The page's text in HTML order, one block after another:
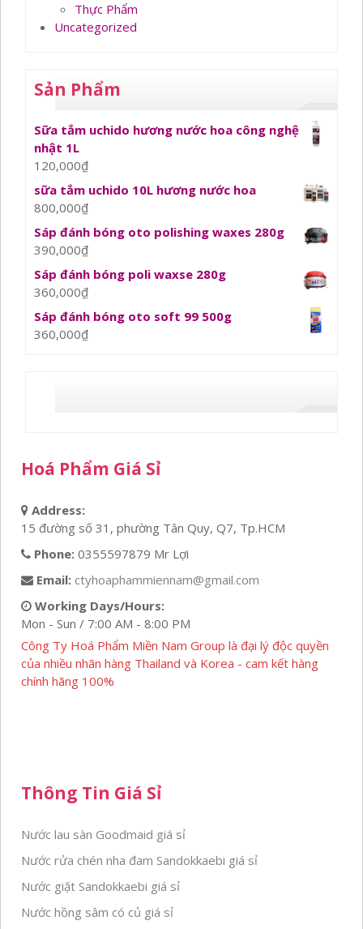
Thực Phẩm
Uncategorized
Sản Phẩm
Sữa tắm uchido hương nước hoa công nghệ
nhật 1L
120,000₫
sữa tắm uchido 10L hương nước hoa
800,000₫
Sáp đánh bóng oto polishing waxes 280g
390,000₫
Sáp đánh bóng poli waxse 280g
360,000₫
Sáp đánh bóng oto soft 99 500g
360,000₫
Hoá Phẩm Giá Sỉ
Address:
15 đường số 31, phường Tân Quy, Q7, Tp.HCM
Phone: 0355597879 Mr Lợi
Email: ctyhoaphammiennam@gmail.com
Working Days/Hours:
Mon - Sun / 7:00 AM - 8:00 PM
Công Ty Hoá Phẩm Miền Nam Group là đại lý độc quyền
của nhiều nhãn hàng Thailand và Korea - cam kết hàng
chính hãng 100%
Thông Tin Giá Sỉ
Nước lau sàn Goodmaid giá sỉ
Nước rửa chén nha đam Sandokkaebi giá sỉ
Nước giặt Sandokkaebi giá sỉ
Nước hồng sâm có củ giá sỉ